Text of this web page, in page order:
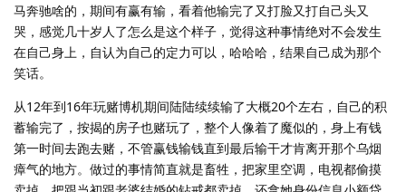
马奔驰啥的，期间有赢有输，看着他输完了又打脸又打自己头又
哭，感觉几十岁人了怎么是这个样子，觉得这种事情绝对不会发生
在自己身上，自认为自己的定力可以，哈哈哈，结果自己成为那个
笑话。
从12年到16年玩赌博机期间陆陆续续输了大概20个左右，自己的积
蓄输完了，按揭的房子也赌玩了，整个人像着了魔似的，身上有钱
第一时间去跑去赌，不管赢钱输钱直到最后输干才肯离开那个乌烟
瘴气的地方。做过的事情简直就是畜牲，把家里空调，电视都偷摸